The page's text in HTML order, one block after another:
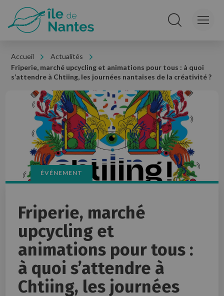
Accueil
Actualités
Friperie, marché upcycling et animations pour tous : à quoi
s’attendre à Chtiing, les journées nantaises de la créativité ?
ÉVÉNEMENT
Friperie, marché
upcycling et
animations pour tous :
à quoi s’attendre à
Chtiing, les journées
Panneau de gestion des cookies